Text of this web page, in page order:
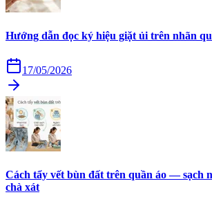
Hướng dẫn đọc ký hiệu giặt ủi trên nhãn
17/05/2026
Cách tẩy vết bùn đất trên quần áo — sạch
chà xát